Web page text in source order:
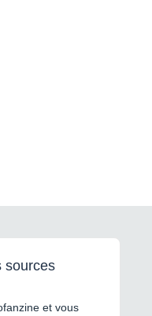
sources
et vous